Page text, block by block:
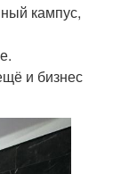
кампус,
и бизнес